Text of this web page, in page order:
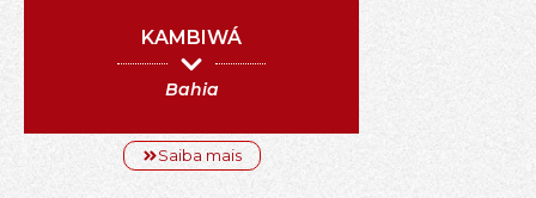
KAMBIWÁ
Bahia
Saiba mais